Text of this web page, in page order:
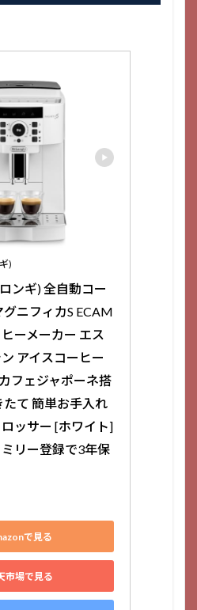
)
ンギ) 全自動コー
グニフィカS ECAM
ーメーカー エス
アイスコーヒー
フェジャポーネ搭
たて 簡単お手入れ
ッサー [ホワイト]
リー登録で3年保
で見る
市場で見る